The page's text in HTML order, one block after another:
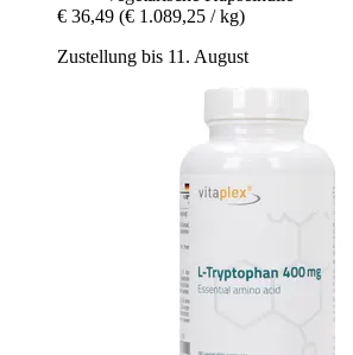
€ 36,49 (€ 1.089,25 / kg)
Zustellung bis 11. August